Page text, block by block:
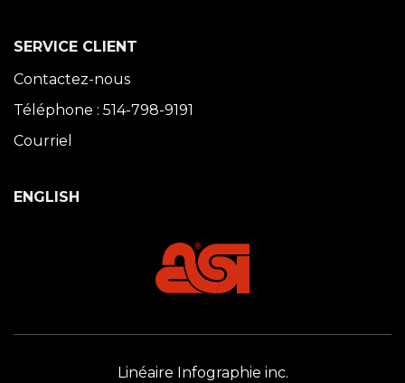
SERVICE CLIENT
Contactez-nous
Téléphone : 514-798-9191
Courriel
ENGLISH
Linéaire Infographie inc.